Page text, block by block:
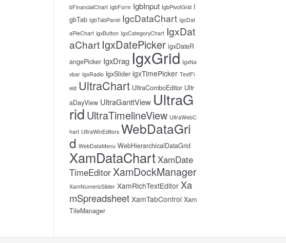
bFinancialChart IgbForm IgbInput IgbPivotGrid I
gbTab IgbTabPanel IgcDataChart IgcDat
aPieChart igxButton IgxCategoryChart IgxDat
aChart IgxDatePicker igxDateR
angePicker IgxDrag IgxGrid IgxNa
vbar IgxRadio IgxSlider igxTimePicker TextFi
eld UltraChart UltraComboEditor Ultr
aDayView UltraGanttView UltraG
rid UltraTimelineView UltraWebC
hart UltraWinEditors WebDataGri
d WebDataMenu WebHierarchicalDataGrid
XamDataChartXamDate
TimeEditorXamDockManager
XamNumericSlider XamRichTextEditor Xa
mSpreadsheet XamTabControl Xam
TileManager